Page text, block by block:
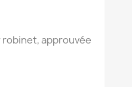
approuvée